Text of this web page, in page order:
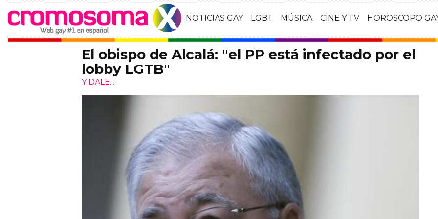
NOTICIAS GAY LGBT MÚSICA CINE Y TV HOROSCOPO
El obispo de Alcalá: "el PP está infectado por el
lobby LGTB"
Y DALE...